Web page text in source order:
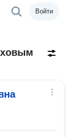
Войти